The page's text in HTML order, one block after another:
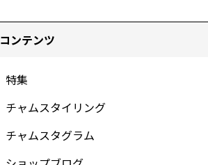
コンテンツ
特集
チャムスタイリング
チャムスタグラム